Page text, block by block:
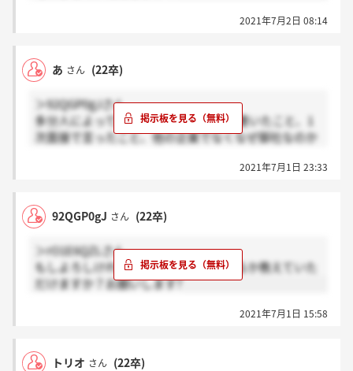
2021年7月2日 08:14
あ さん (22卒)
＞92QGP0gJさん
多分人によって違いますが、私はESに書いたこと、1
次面接で言ったこと、他の企業でなくなぜ御社なのか
2021年7月1日 23:33
92QGP0gJ さん (22卒)
＞rO1E6QZLさん
もしよろしければ最終どんな質問されるか教えていた
だけますか？お願いします?
2021年7月1日 15:58
トリオ さん (22卒)